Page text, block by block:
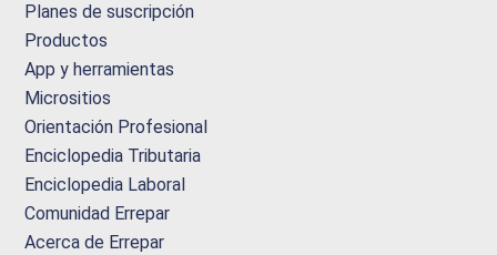
Planes de suscripción
Productos
App y herramientas
Micrositios
Orientación Profesional
Enciclopedia Tributaria
Enciclopedia Laboral
Comunidad Errepar
Acerca de Errepar